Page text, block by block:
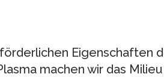
Eigenschaften
machen wir das